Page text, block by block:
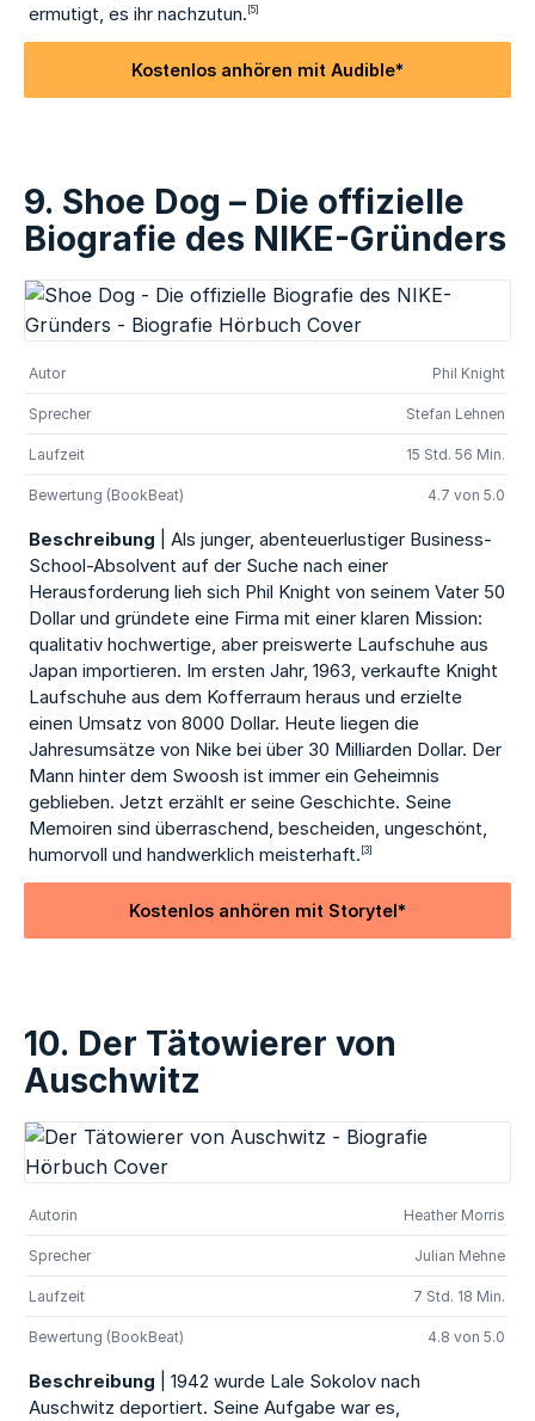
ermutigt, es ihr nachzutun. [5]
Kostenlos anhören mit Audible*
9. Shoe Dog – Die offizielle
Biografie des NIKE-Gründers
Autor Phil Knight
Sprecher Stefan Lehnen
Laufzeit 15 Std. 56 Min.
Bewertung (BookBeat) 4.7 von 5.0
Beschreibung | Als junger, abenteuerlustiger Business-
School-Absolvent auf der Suche nach einer
Herausforderung lieh sich Phil Knight von seinem Vater 50
Dollar und gründete eine Firma mit einer klaren Mission:
qualitativ hochwertige, aber preiswerte Laufschuhe aus
Japan importieren. Im ersten Jahr, 1963, verkaufte Knight
Laufschuhe aus dem Kofferraum heraus und erzielte
einen Umsatz von 8000 Dollar. Heute liegen die
Jahresumsätze von Nike bei über 30 Milliarden Dollar. Der
Mann hinter dem Swoosh ist immer ein Geheimnis
geblieben. Jetzt erzählt er seine Geschichte. Seine
Memoiren sind überraschend, bescheiden, ungeschönt,
humorvoll und handwerklich meisterhaft. [3]
Kostenlos anhören mit Storytel*
10. Der Tätowierer von
Auschwitz
Autorin Heather Morris
Sprecher Julian Mehne
Laufzeit 7 Std. 18 Min.
Bewertung (BookBeat) 4.8 von 5.0
Beschreibung | 1942 wurde Lale Sokolov nach
Auschwitz deportiert. Seine Aufgabe war es,